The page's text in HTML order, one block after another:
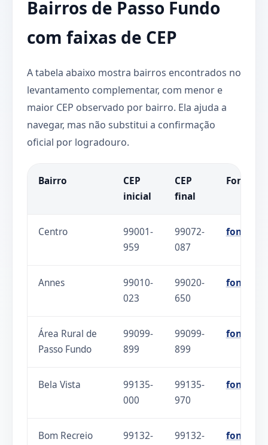
Bairros de Passo Fundo
com faixas de CEP
A tabela abaixo mostra bairros encontrados no
levantamento complementar, com menor e
maior CEP observado por bairro. Ela ajuda a
navegar, mas não substitui a confirmação
oficial por logradouro.
Bairro
CEP
inicial
CEP
final
Fonte
Centro
99001-
959
99072-
087
fonte
Annes
99010-
023
99020-
650
fonte
Área Rural de
Passo Fundo
99099-
899
99099-
899
fonte
Bela Vista
99135-
000
99135-
970
fonte
Bom Recreio
99132-
99132-
fonte